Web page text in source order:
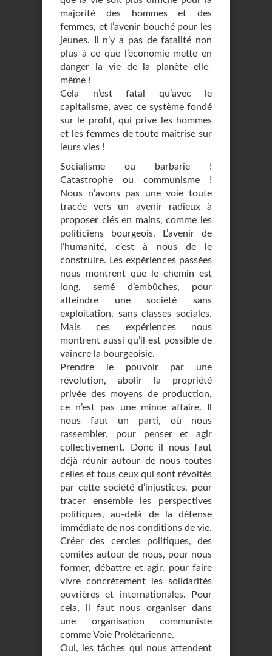
majorité des hommes et des
femmes, et l’avenir bouché pour les
jeunes. Il n’y a pas de fatalité non
plus à ce que l’économie mette en
danger la vie de la planète elle-
même !
Cela n’est fatal qu’avec le
capitalisme, avec ce système fondé
sur le profit, qui prive les hommes
et les femmes de toute maîtrise sur
leurs vies !
Socialisme ou barbarie !
Catastrophe ou communisme !
Nous n’avons pas une voie toute
tracée vers un avenir radieux à
proposer clés en mains, comme les
politiciens bourgeois. L’avenir de
l’humanité, c’est à nous de le
construire. Les expériences passées
nous montrent que le chemin est
long, semé d’embûches, pour
atteindre une société sans
exploitation, sans classes sociales.
Mais ces expériences nous
montrent aussi qu’il est possible de
vaincre la bourgeoisie.
Prendre le pouvoir par une
révolution, abolir la propriété
privée des moyens de production,
ce n’est pas une mince affaire. Il
nous faut un parti, où nous
rassembler, pour penser et agir
collectivement. Donc il nous faut
déjà réunir autour de nous toutes
celles et tous ceux qui sont révoltés
par cette société d’injustices, pour
tracer ensemble les perspectives
politiques, au-delà de la défense
immédiate de nos conditions de vie.
Créer des cercles politiques, des
comités autour de nous, pour nous
former, débattre et agir, pour faire
vivre concrètement les solidarités
ouvrières et internationales. Pour
cela, il faut nous organiser dans
une organisation communiste
comme Voie Prolétarienne.
Oui, les tâches qui nous attendent